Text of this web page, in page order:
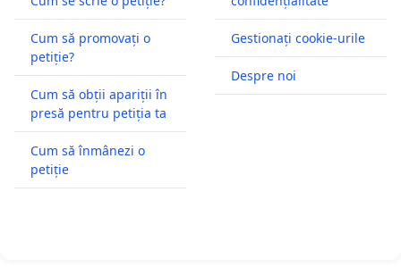
Cum să promovați o
petiție?
Cum să obții apariții în
presă pentru petiția ta
Cum să înmânezi o
petiție
Gestionați cookie-urile
Despre noi